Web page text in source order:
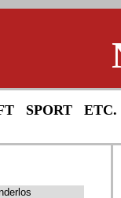
SPORT ETC.